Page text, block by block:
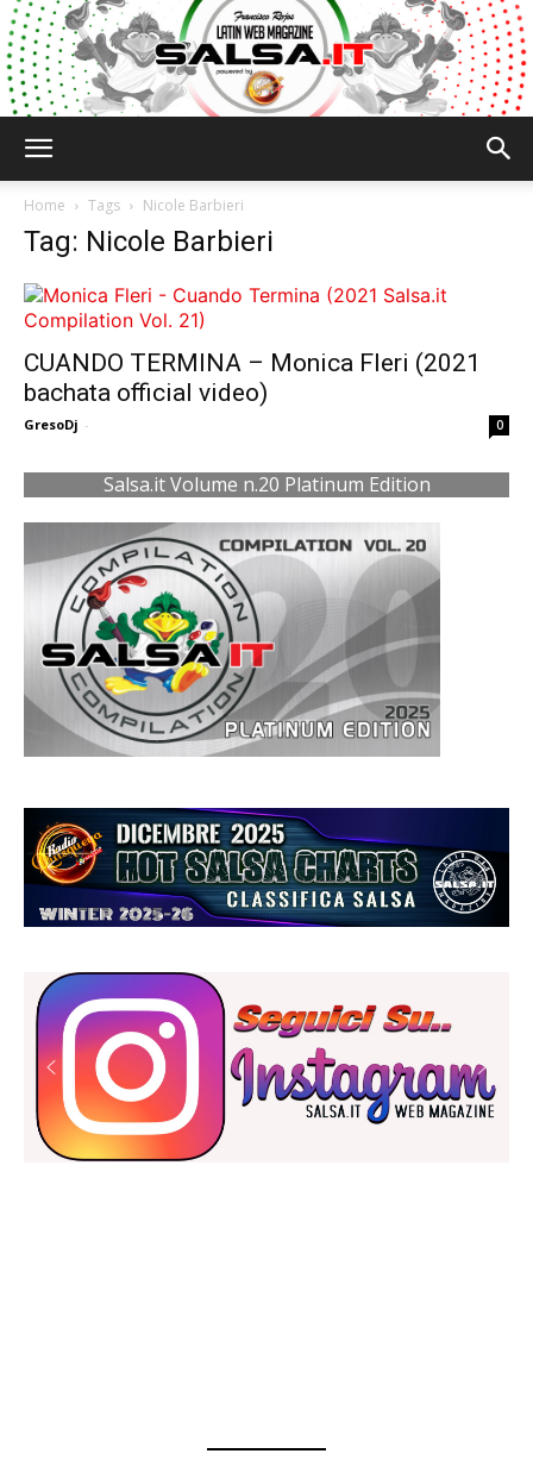
Home Tags Nicole Barbieri
Tag: Nicole Barbieri
CUANDO TERMINA – Monica Fleri (2021
bachata official video)
GresoDj - 0
Salsa.it Volume n.20 Platinum Edition